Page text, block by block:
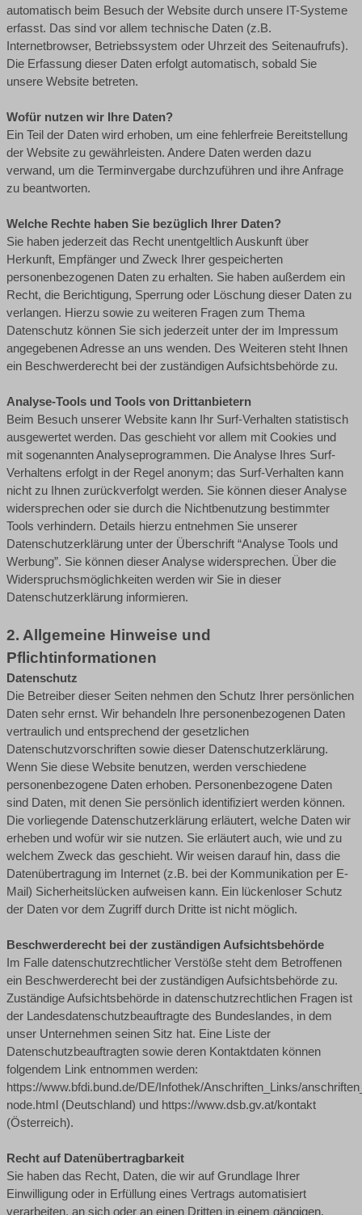
automatisch beim Besuch der Website durch unsere IT-Systeme
erfasst. Das sind vor allem technische Daten (z.B.
Internetbrowser, Betriebssystem oder Uhrzeit des Seitenaufrufs).
Die Erfassung dieser Daten erfolgt automatisch, sobald Sie
unsere Website betreten.
Wofür nutzen wir Ihre Daten?
Ein Teil der Daten wird erhoben, um eine fehlerfreie Bereitstellung
der Website zu gewährleisten. Andere Daten werden dazu
verwand, um die Terminvergabe durchzuführen und ihre Anfrage
zu beantworten.
Welche Rechte haben Sie bezüglich Ihrer Daten?
Sie haben jederzeit das Recht unentgeltlich Auskunft über
Herkunft, Empfänger und Zweck Ihrer gespeicherten
personenbezogenen Daten zu erhalten. Sie haben außerdem ein
Recht, die Berichtigung, Sperrung oder Löschung dieser Daten zu
verlangen. Hierzu sowie zu weiteren Fragen zum Thema
Datenschutz können Sie sich jederzeit unter der im Impressum
angegebenen Adresse an uns wenden. Des Weiteren steht Ihnen
ein Beschwerderecht bei der zuständigen Aufsichtsbehörde zu.
Analyse-Tools und Tools von Drittanbietern
Beim Besuch unserer Website kann Ihr Surf-Verhalten statistisch
ausgewertet werden. Das geschieht vor allem mit Cookies und
mit sogenannten Analyseprogrammen. Die Analyse Ihres Surf-
Verhaltens erfolgt in der Regel anonym; das Surf-Verhalten kann
nicht zu Ihnen zurückverfolgt werden. Sie können dieser Analyse
widersprechen oder sie durch die Nichtbenutzung bestimmter
Tools verhindern. Details hierzu entnehmen Sie unserer
Datenschutzerklärung unter der Überschrift “Analyse Tools und
Werbung”. Sie können dieser Analyse widersprechen. Über die
Widerspruchsmöglichkeiten werden wir Sie in dieser
Datenschutzerklärung informieren.
2. Allgemeine Hinweise und
Pflichtinformationen
Datenschutz
Die Betreiber dieser Seiten nehmen den Schutz Ihrer persönlichen
Daten sehr ernst. Wir behandeln Ihre personenbezogenen Daten
vertraulich und entsprechend der gesetzlichen
Datenschutzvorschriften sowie dieser Datenschutzerklärung.
Wenn Sie diese Website benutzen, werden verschiedene
personenbezogene Daten erhoben. Personenbezogene Daten
sind Daten, mit denen Sie persönlich identifiziert werden können.
Die vorliegende Datenschutzerklärung erläutert, welche Daten wir
erheben und wofür wir sie nutzen. Sie erläutert auch, wie und zu
welchem Zweck das geschieht. Wir weisen darauf hin, dass die
Datenübertragung im Internet (z.B. bei der Kommunikation per E-
Mail) Sicherheitslücken aufweisen kann. Ein lückenloser Schutz
der Daten vor dem Zugriff durch Dritte ist nicht möglich.
Beschwerderecht bei der zuständigen Aufsichtsbehörde
Im Falle datenschutzrechtlicher Verstöße steht dem Betroffenen
ein Beschwerderecht bei der zuständigen Aufsichtsbehörde zu.
Zuständige Aufsichtsbehörde in datenschutzrechtlichen Fragen ist
der Landesdatenschutzbeauftragte des Bundeslandes, in dem
unser Unternehmen seinen Sitz hat. Eine Liste der
Datenschutzbeauftragten sowie deren Kontaktdaten können
folgendem Link entnommen werden:
https://www.bfdi.bund.de/DE/Infothek/Anschriften_Links/
node.html (Deutschland) und https://www.dsb.gv.at/kontakt
(Österreich).
Recht auf Datenübertragbarkeit
Sie haben das Recht, Daten, die wir auf Grundlage Ihrer
Einwilligung oder in Erfüllung eines Vertrags automatisiert
verarbeiten, an sich oder an einen Dritten in einem gängigen,